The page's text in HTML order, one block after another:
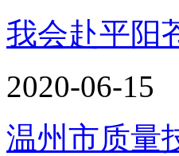
我会赴平阳
2020-06-15
温州市质量